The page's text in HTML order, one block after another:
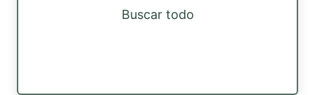
Buscar todo